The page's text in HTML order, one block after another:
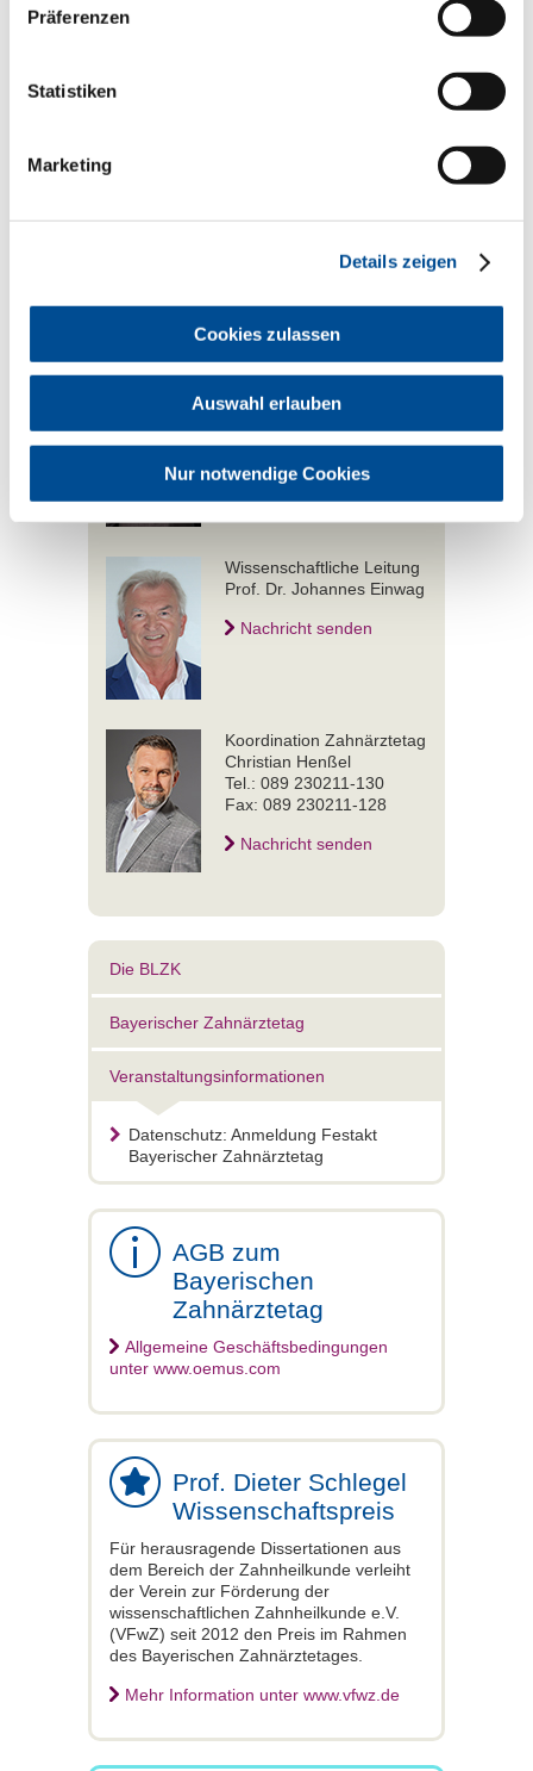
Präferenzen
Statistiken
Marketing
Details zeigen
Cookies zulassen
Auswahl erlauben
Nur notwendige Cookies
AGB zum Bayerischen
Ansprechpartner
Leitung
Dr. Dr. Frank Wohl
Tel.: 089 230211-104
Nachricht senden
Wissenschaftliche Leitung
Prof. Dr. Johannes Einwag
Nachricht senden
Koordination Zahnärztetag
Christian Henßel
Tel.: 089 230211-130
Fax: 089 230211-128
Nachricht senden
Die BLZK
Bayerischer Zahnärztetag
Veranstaltungsinformationen
Datenschutz: Anmeldung Festakt
Bayerischer Zahnärztetag
AGB zum
Bayerischen
Zahnärztetag
Allgemeine Geschäftsbedingungen
unter www.oemus.com
Prof. Dieter Schlegel
Wissenschaftspreis
Für herausragende Dissertationen aus
dem Bereich der Zahnheilkunde verleiht
der Verein zur Förderung der
wissenschaftlichen Zahnheilkunde e.V.
(VFwZ) seit 2012 den Preis im Rahmen
des Bayerischen Zahnärztetages.
Mehr Information unter www.vfwz.de